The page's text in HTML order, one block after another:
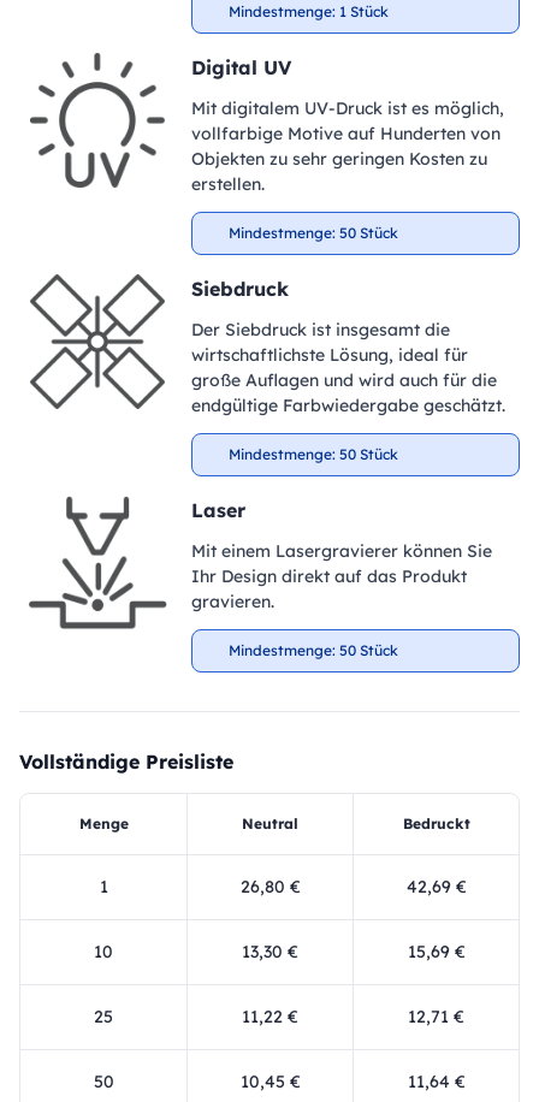
Mindestmenge: 1 Stück
Digital UV
Mit digitalem UV-Druck ist es möglich,
vollfarbige Motive auf Hunderten von
Objekten zu sehr geringen Kosten zu
erstellen.
Mindestmenge: 50 Stück
Siebdruck
Der Siebdruck ist insgesamt die
wirtschaftlichste Lösung, ideal für
große Auflagen und wird auch für die
endgültige Farbwiedergabe geschätzt.
Mindestmenge: 50 Stück
Laser
Mit einem Lasergravierer können Sie
Ihr Design direkt auf das Produkt
gravieren.
Mindestmenge: 50 Stück
Vollständige Preisliste
Menge Neutral Bedruckt
1 26,80 € 42,69 €
10 13,30 € 15,69 €
25 11,22 € 12,71 €
50 10,45 € 11,64 €